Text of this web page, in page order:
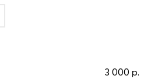
3 000 р.